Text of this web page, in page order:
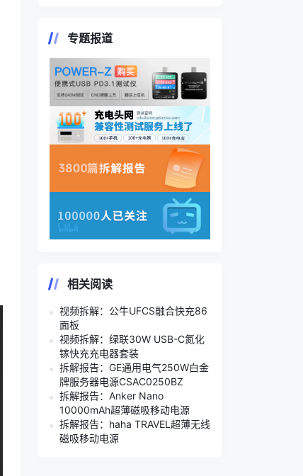
专题报道
相关阅读
视频拆解：公牛UFCS融合快充86
面板
视频拆解：绿联30W USB-C氮化
镓快充充电器套装
拆解报告：GE通用电气250W白金
牌服务器电源CSAC0250BZ
拆解报告：Anker Nano
10000mAh超薄磁吸移动电源
拆解报告：haha TRAVEL超薄无线
磁吸移动电源